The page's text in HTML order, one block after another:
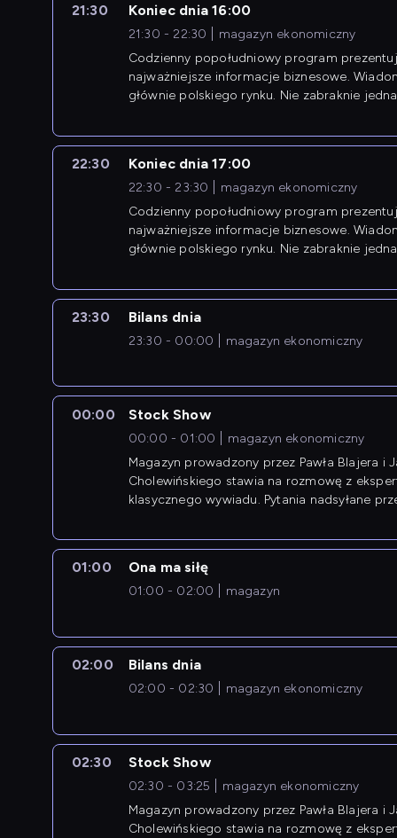
21:30 Koniec dnia 16:00
21:30 - 22:30
magazyn ekonomiczny
Codzienny popołudniowy program
najważniejsze informacje biznesowe.
głównie polskiego rynku. Nie zabraknie
22:30 Koniec dnia 17:00
22:30 - 23:30
magazyn ekonomiczny
Codzienny popołudniowy program
najważniejsze informacje biznesowe.
głównie polskiego rynku. Nie zabraknie
23:30 Bilans dnia
23:30 - 00:00 magazyn ekonomiczny
00:00 Stock Show
00:00 - 01:00
magazyn ekonomiczny
Magazyn prowadzony przez Pawła Blajera i
Cholewińskiego stawia na rozmowę z
klasycznego wywiadu. Pytania nadsyłane
01:00 Ona ma siłę
01:00 - 02:00 magazyn
02:00 Bilans dnia
02:00 - 02:30 magazyn ekonomiczny
02:30 Stock Show
02:30 - 03:25
magazyn ekonomiczny
Magazyn prowadzony przez Pawła Blajera i
Cholewińskiego stawia na rozmowę z